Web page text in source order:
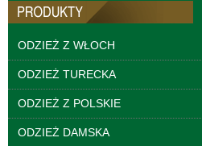
ODZIEŻ Z WŁOCH
ODZIEŻ TURECKA
ODZIEŻ Z POLSKIE
ODZIEŻ DAMSKA
szczegóły